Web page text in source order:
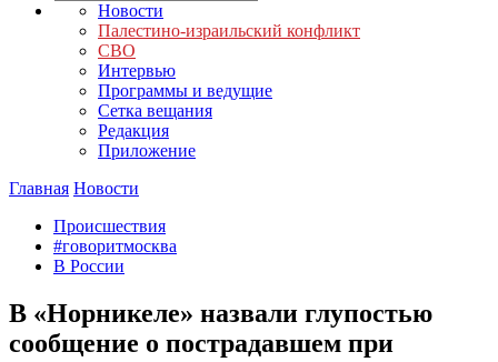
Новости
Палестино-израильский конфликт
СВО
Интервью
Программы и ведущие
Сетка вещания
Редакция
Приложение
Главная Новости
Происшествия
#говоритмосква
В России
В «Норникеле» назвали глупостью
сообщение о пострадавшем при